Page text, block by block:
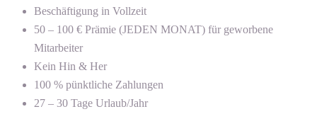
Beschäftigung in Vollzeit
50 – 100 € Prämie (JEDEN MONAT) für geworbene
Mitarbeiter
Kein Hin & Her
100 % pünktliche Zahlungen
27 – 30 Tage Urlaub/Jahr